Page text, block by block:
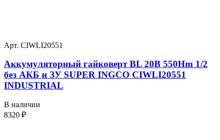
Арт. CIWLI20551
Аккумуляторный гайковерт BL 20В 550Hm 1/2
без АКБ и ЗУ SUPER INGCO CIWLI20551
INDUSTRIAL
В наличии
8320 ₽